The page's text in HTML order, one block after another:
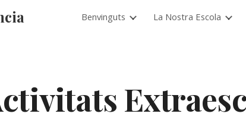
Skip to main content Skip
Benvinguts La Nostra Escola